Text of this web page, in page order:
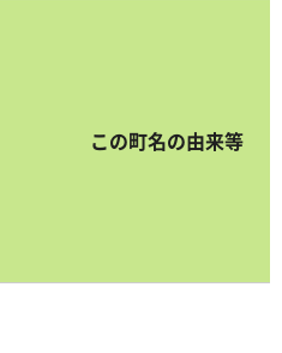
この町名の由来等